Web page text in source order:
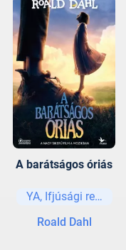
A barátságos óriás
YA, Ifjúsági
Roald Dahl